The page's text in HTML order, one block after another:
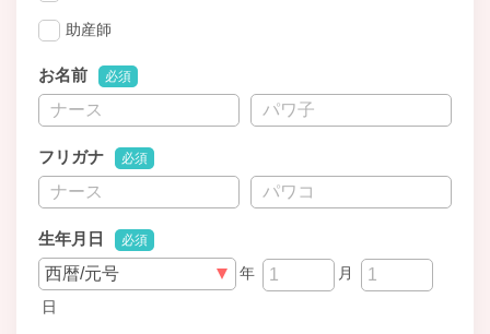
助産師
お名前 必須
フリガナ 必須
生年月日 必須
年
月
日